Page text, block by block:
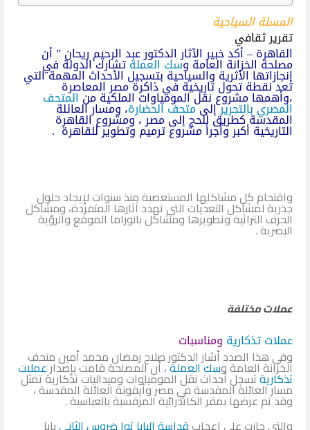
المسلة السياحية
تقرير ثقافي
القاهرة – أكد خبير الآثار الدكتور عبد الرحيم ريحان ” أن
مصلحة الخزانة العامة وسك العملةتشارك الدولة في
إنجازاتها الأثرية والسياحية بتسجيل الأحداث المهمة التي
تعد نقطة تحول تاريخية في ذاكرة مصر المعاصرة
،وأهمها مشروع نقل المومياوات الملكية منالمتحف
المصري بالتحريرإلىمتحف الحضارة، ومسار العائلة
المقدسة كطريق للحج إلى مصر ، ومشروع القاهرة
التاريخية أكبر وأجرأ مشروع ترميم وتطوير للقاهرة .
واقتحام كل مشاكلها المستعصية منذ سنوات لإيجاد حلول
جذرية لمشاكل التعديات التي تهدد آثارها المتفردة، ومشاكل
الحرف التراثية وتطويرها ومشاكل بانوراما الموقع والرؤية
البصرية .
عملات مختلفة
عملات تذكارية ومناسبات
وفى هذا الصدد أشار الدكتور صلاح رمضان محمد أمين متحف
الخزانة العامة وسك العملة، أن المصلحة قامت بإصدارعملات
تذكاريةتسجل أحداث نقل المومياوات وميداليات تذكارية تمثل
مسار العائلة المقدسة في مصر وأيقونة العائلة المقدسة ،
وقد تم عرضها بمقر الكاتدرائية المرقسية بالعباسية .
والتي حازت على إعجابقداسة البابا توا ضروس الثانيبابا